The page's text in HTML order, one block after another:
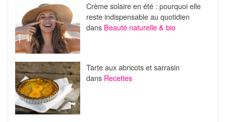
Crème solaire en été : pourquoi elle
reste indispensable au quotidien
dans Beauté naturelle & bio
Tarte aux abricots et sarrasin
dans Recettes